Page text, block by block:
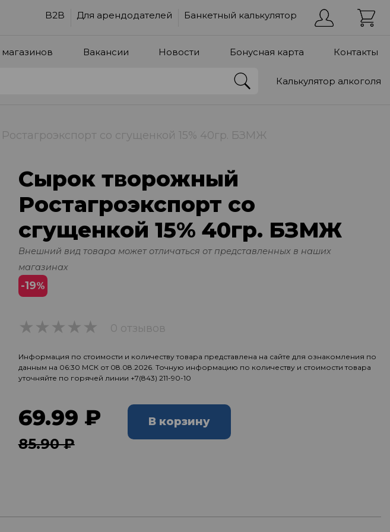
B2B Для арендодателей Банкетный калькулятор
Вакансии Новости Бонусная карта Контакты
Калькулятор алкоголя
со сгущенкой 15% 40гр. БЗМЖ
Сырок творожный
Ростагроэкспорт со
сгущенкой 15% 40гр. БЗМЖ
Внешний вид товара может отличаться от представленных в наших
магазинах
-19%
0 отзывов
Информация по стоимости и количеству товара представлена на сайте для ознакомления по
данным на 06:30 МСК от 08.08.2026. Точную информацию по количеству и стоимости товара
уточняйте по горячей линии +7(843) 211-90-10
69.99 ₽
85.90 ₽
В корзину